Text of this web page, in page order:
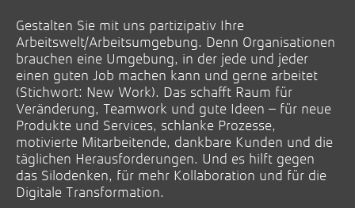
Gestalten Sie mit uns partizipativ Ihre
Arbeitswelt/Arbeitsumgebung. Denn Organisationen
brauchen eine Umgebung, in der jede und jeder
einen guten Job machen kann und gerne arbeitet
(Stichwort: New Work). Das schafft Raum für
Veränderung, Teamwork und gute Ideen – für neue
Produkte und Services, schlanke Prozesse,
motivierte Mitarbeitende, dankbare Kunden und die
täglichen Herausforderungen. Und es hilft gegen
das Silodenken, für mehr Kollaboration und für die
Digitale Transformation.